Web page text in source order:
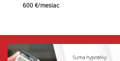
600€/mesiac